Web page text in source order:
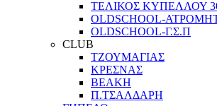
ΤΕΛΙΚΟΣ ΚΥΠΕΛΛΟΥ
OLDSCHOOL-
OLDSCHOOL-Γ.Σ.Π
CLUB
ΤΖΟΥΜΑΓΙΑΣ
ΚΡΕΣΝΑΣ
ΒΕΑΚΗ
Π.ΤΣΑΛΔΑΡΗ